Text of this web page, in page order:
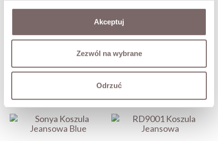
Akceptuj
Zezwól na wybrane
Odrzuć
SKOMPLETUJ LOOK
MOŻE CIĘ ZAINTERESOWAĆ